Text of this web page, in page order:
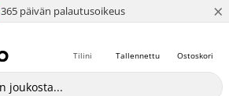
365 päivän palautusoikeus
4.8 / 5 ×
Ostoskori
Tallennettu
Tilini